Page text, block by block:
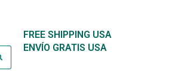
FREE SHIPPING USA
ENVÍO GRATIS USA